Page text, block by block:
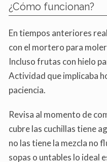
¿Cómo funcionan?
En tiempos anteriores
con el mortero para
Incluso frutas con hielo
Actividad que implicaba
paciencia.
Revisa al momento de
cubre las cuchillas tiene
no las tiene la mezcla no
sopas o untables lo ideal